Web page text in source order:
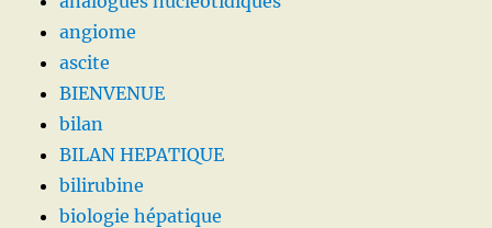
angiome
ascite
BIENVENUE
bilan
BILAN HEPATIQUE
bilirubine
biologie hépatique